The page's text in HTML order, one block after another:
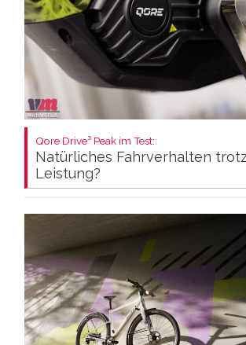
Qore Drive³ Peak im Test:
Natürliches Fahrverhalten
Leistung?